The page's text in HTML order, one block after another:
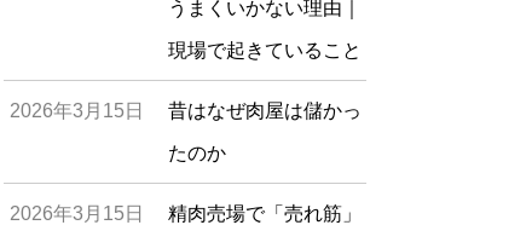
うまくいかない理由｜
現場で起きていること
2026年3月15日 昔はなぜ肉屋は儲かっ
たのか
2026年3月15日 精肉売場で「売れ筋」